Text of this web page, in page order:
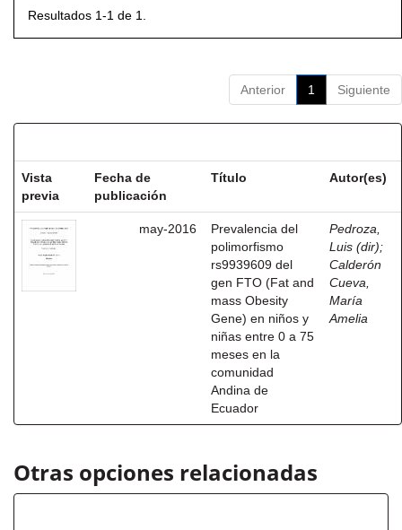
Resultados 1-1 de 1.
Anterior 1 Siguiente
Vista
previa
Fecha de
publicación
Título Autor(es)
may-2016
Prevalencia del
polimorfismo
rs9939609 del
gen FTO (Fat and
mass Obesity
Gene) en niños y
niñas entre 0 a 75
meses en la
comunidad
Andina de
Ecuador
Pedroza,
Luis (dir);
Calderón
Cueva,
María
Amelia
Otras opciones relacionadas